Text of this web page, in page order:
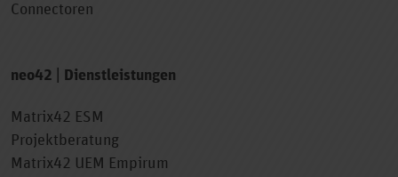
Connectoren
neo42 | Dienstleistungen
Matrix42 ESM
Projektberatung
Matrix42 UEM Empirum